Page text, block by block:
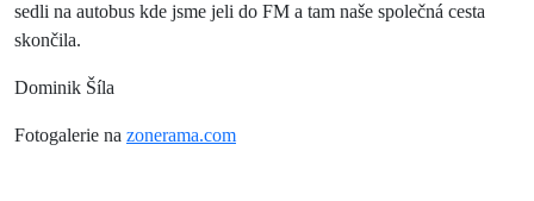
sedli na autobus kde jsme jeli do FM a tam naše společná cesta
skončila.
Dominik Šíla
Fotogalerie na zonerama.com